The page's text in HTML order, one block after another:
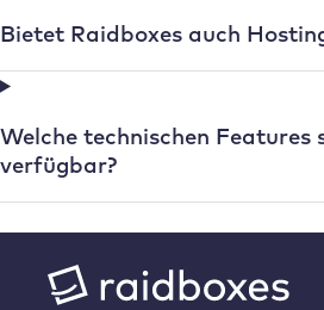
Bietet Raidboxes auch
Welche technischen Features
verfügbar?